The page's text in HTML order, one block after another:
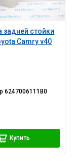
задней стойки
Camry v40
6247006111B0
Купить